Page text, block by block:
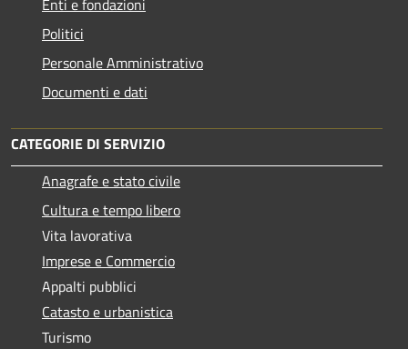
Enti e fondazioni
Politici
Personale Amministrativo
Documenti e dati
CATEGORIE DI SERVIZIO
Anagrafe e stato civile
Cultura e tempo libero
Vita lavorativa
Imprese e Commercio
Appalti pubblici
Catasto e urbanistica
Turismo